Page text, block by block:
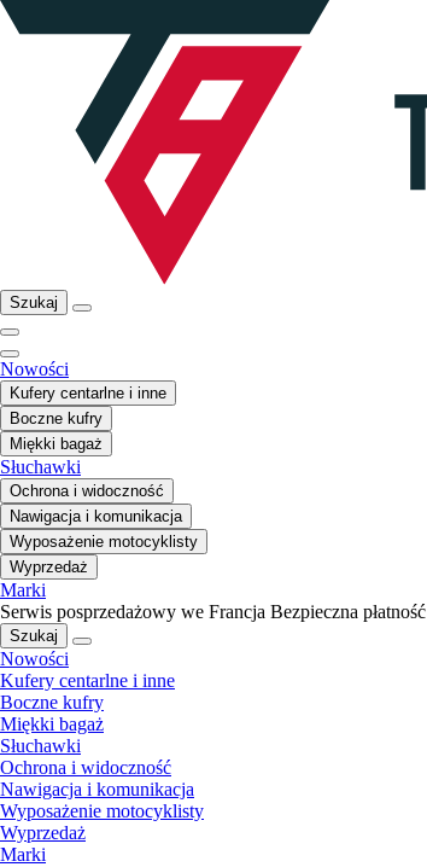
Szukaj
Nowości
Kufery centarlne i inne
Boczne kufry
Miękki bagaż
Słuchawki
Ochrona i widoczność
Nawigacja i komunikacja
Wyposażenie motocyklisty
Wyprzedaż
Marki
Serwis posprzedażowy we Francja Bezpieczna płatność
Szukaj
Nowości
Kufery centarlne i inne
Boczne kufry
Miękki bagaż
Słuchawki
Ochrona i widoczność
Nawigacja i komunikacja
Wyposażenie motocyklisty
Wyprzedaż
Marki